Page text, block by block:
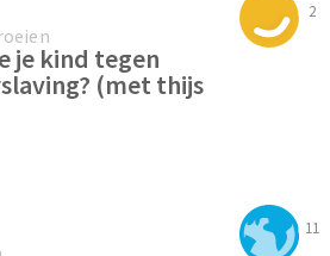
2
je kind tegen
(met thijs
11